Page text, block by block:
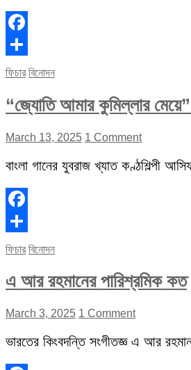
Facebook
Share
ফিচার বিনোদন
“জ্যোতি আমার কুমিল্লার
March 13, 2025 1 Comment
বাংলা গানের যুবরাজ খ্যাত কণ্ঠশিল্পী
Facebook
Share
ফিচার বিনোদন
এ আর রহমানের পারিশ্রমিক কত
March 3, 2025 1 Comment
ভারতের কিংবদন্তি সংগীতজ্ঞ এ আর